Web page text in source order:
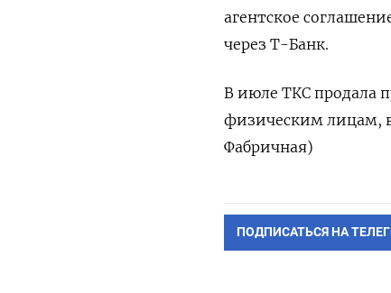
агентское
через Т-Банк.
В июле ТКС продала
физическим лицам, в
Фабричная)
ПОДПИСАТЬСЯ НА